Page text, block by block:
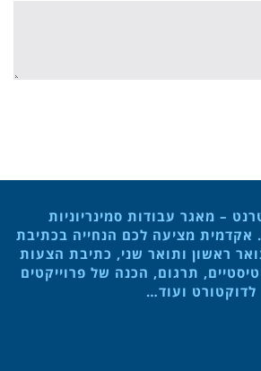
– מאגר עבודות סמינריוניות
אקדמית מציעה לכם הנחייה בכתיבת
ראשון ותואר שני, כתיבת הצעות
תרגום, הכנה של פרוייקטים
לדוקטורט ועוד…